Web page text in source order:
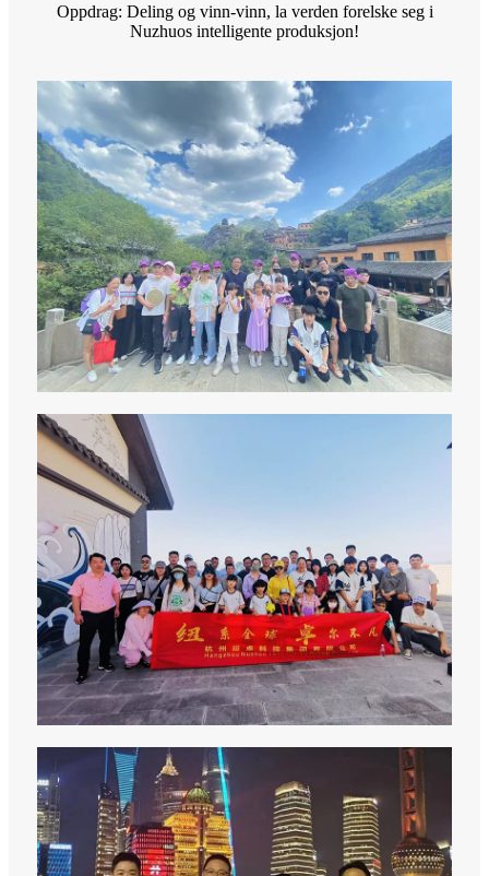
Oppdrag: Deling og vinn-vinn, la verden forelske seg i
Nuzhuos intelligente produksjon!